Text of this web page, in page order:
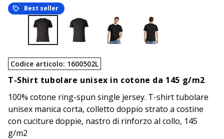
Best seller
Codice articolo: 1600502L
T-Shirt tubolare unisex in cotone da 145 g/m2
100% cotone ring-spun single jersey. T-shirt tubolare
unisex manica corta, colletto doppio strato a costine
con cuciture doppie, nastro di rinforzo al collo, 145
g/m2